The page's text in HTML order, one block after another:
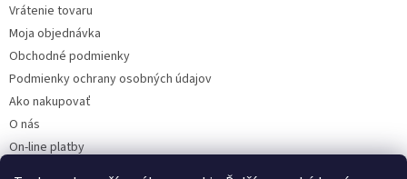
Vrátenie tovaru
Moja objednávka
Obchodné podmienky
Podmienky ochrany osobných údajov
Ako nakupovať
O nás
On-line platby